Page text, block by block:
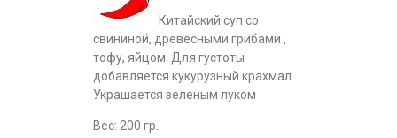
Китайский суп со
свининой, древесными грибами ,
тофу, яйцом. Для густоты
добавляется кукурузный крахмал.
Украшается зеленым луком
Вес: 200 гр.